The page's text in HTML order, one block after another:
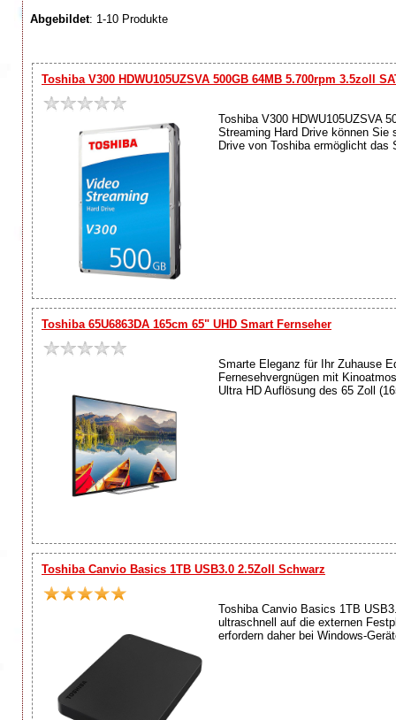
Abgebildet: 1-10 Produkte
Toshiba V300 HDWU105UZSVA 500GB 64MB 5.700rpm 3.5zoll
Toshiba V300 HDWU105UZSVA
Streaming Hard Drive können Sie
Drive von Toshiba ermöglicht das
Toshiba 65U6863DA 165cm 65" UHD Smart Fernseher
Smarte Eleganz für Ihr Zuhause
Fernesehvergnügen mit
Ultra HD Auflösung des 65 Zoll
Toshiba Canvio Basics 1TB USB3.0 2.5Zoll Schwarz
Toshiba Canvio Basics 1TB
ultraschnell auf die externen
erfordern daher bei Windows-